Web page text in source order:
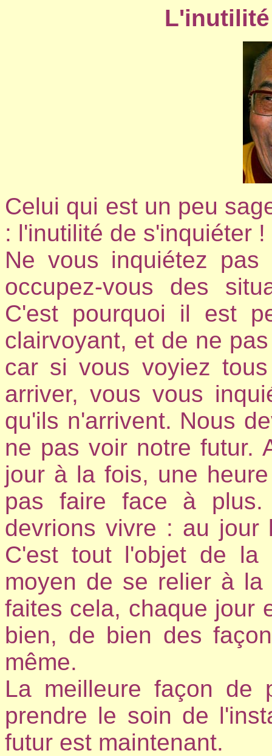
Celui qui est un peu
: l'inutilité de s'inquiéter !
Ne vous inquiétez
occupez-vous des
C'est pourquoi il est
clairvoyant, et de ne
car si vous voyiez
arriver, vous vous
qu'ils n'arrivent. Nous
ne pas voir notre futur.
jour à la fois, une
pas faire face à
devrions vivre : au jour
C'est tout l'objet de la
moyen de se relier à
faites cela, chaque jour
bien, de bien des
même.
La meilleure façon de
prendre le soin de
futur est maintenant.